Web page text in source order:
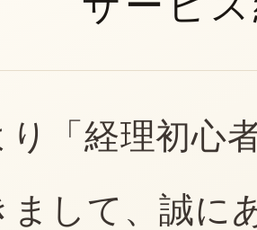
り「経理初心
まして、誠に